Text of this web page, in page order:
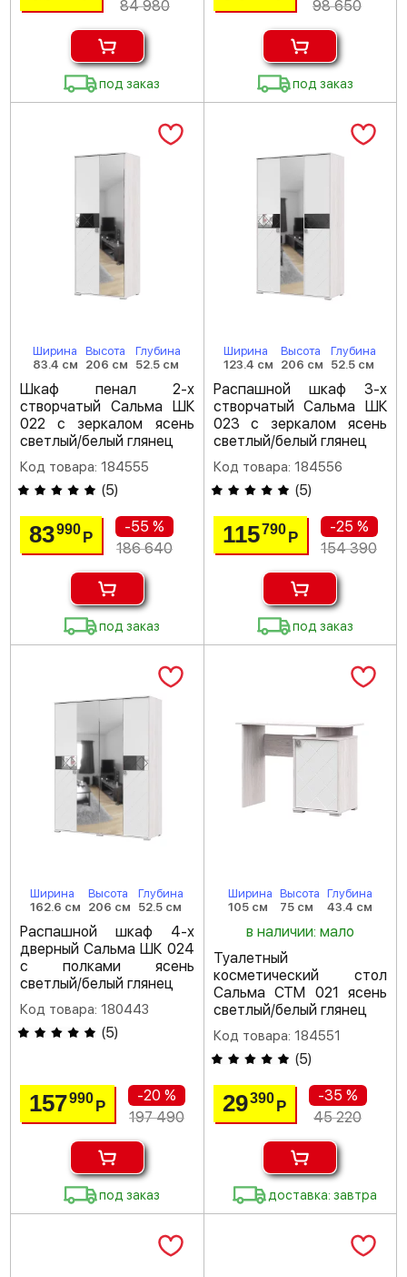
84 980
под заказ
98 650
под заказ
Ширина
83.4 см
Высота
206 см
Глубина
52.5 см
Шкаф пенал 2-х
створчатый Сальма ШК
022 с зеркалом ясень
светлый/белый глянец
Код товара: 184555
(5)
83990Р
-55 %
186 640
под заказ
Ширина
123.4 см
Высота
206 см
Глубина
52.5 см
Распашной шкаф 3-х
створчатый Сальма ШК
023 с зеркалом ясень
светлый/белый глянец
Код товара: 184556
(5)
115790 Р
-25 %
154 390
под заказ
Ширина
162.6 см
Высота
206 см
Глубина
52.5 см
Распашной шкаф 4-х
дверный Сальма ШК 024
с полками ясень
светлый/белый глянец
Код товара: 180443
(5)
157990Р
-20 %
197 490
под заказ
Ширина
105 см
Высота
75 см
Глубина
43.4 см
в наличии: мало
Туалетный
косметический стол
Сальма СТМ 021 ясень
светлый/белый глянец
Код товара: 184551
(5)
29390 Р
-35 %
45 220
доставка: завтра